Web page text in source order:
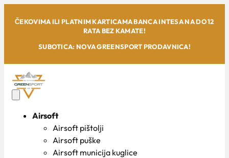
ČEKOVIMA ILI PLATNIM KARTICAMA BANCA INTESA NA DO 12
RATA BEZ KAMATE!
SUBOTICA: NOVA GREENSPORT PRODAVNICA!
Airsoft
Airsoft pištolji
Airsoft puške
Airsoft municija kuglice